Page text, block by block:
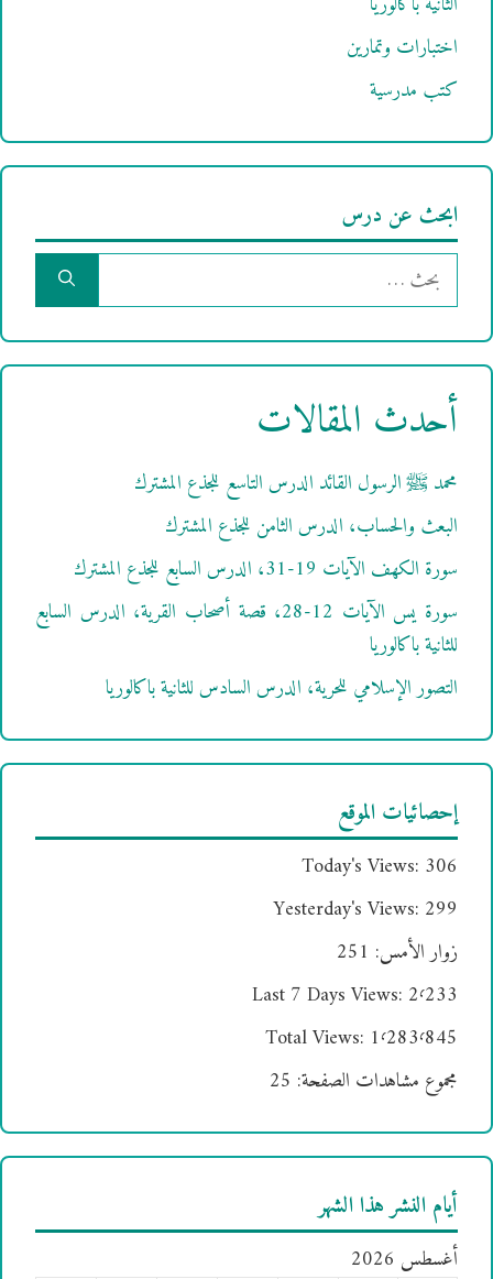
اختبارات وتمارين
كتب مدرسية
ابحث عن درس
البحث
عن:
أحدث المقالات
محمد ﷺ الرسول القائد الدرس التاسع للجذع المشترك
البعث والحساب، الدرس الثامن للجذع المشترك
سورة الكهف الآيات 19-31، الدرس السابع للجذع المشترك
سورة يس الآيات 12-28، قصة أصحاب القرية، الدرس السابع
للثانية باكالوريا
التصور الإسلامي للحرية، الدرس السادس للثانية باكالوريا
إحصائيات الموقع
Today's Views: 306
Yesterday's Views: 299
زوار الأمس: 251
Last 7 Days Views: 2٬233
Total Views: 1٬283٬845
مجموع مشاهدات الصفحة: 25
أيام النشر هذا الشهر
أغسطس 2026